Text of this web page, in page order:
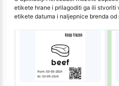
etikete hrane i prilagoditi ga ili stvoriti
etikete datuma i naljepnice brenda od